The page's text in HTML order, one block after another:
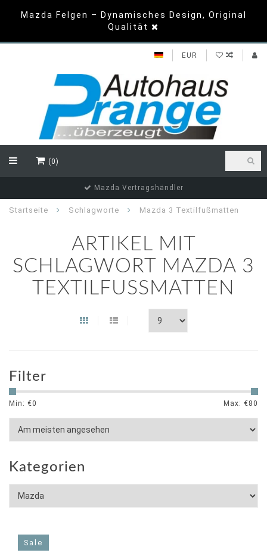
Mazda Felgen – Dynamisches Design, Original
Qualität
EUR
(0)
Mazda Vertragshändler
Startseite Schlagworte Mazda 3 Textilfußmatten
ARTIKEL MIT
SCHLAGWORT MAZDA 3
TEXTILFUSSMATTEN
Filter
Min: €0 Max: €80
Kategorien
Sale